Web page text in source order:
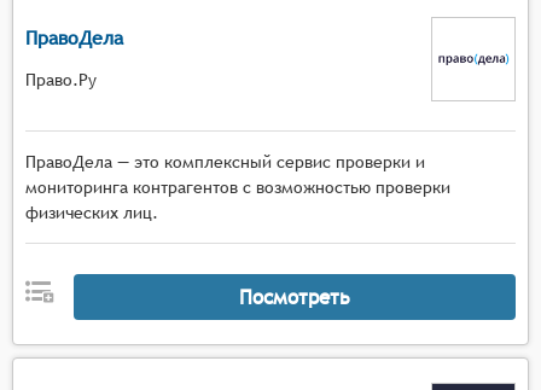
ПравоДела
Право.Ру
ПравоДела — это комплексный сервис проверки и
мониторинга контрагентов с возможностью проверки
физических лиц.
Посмотреть